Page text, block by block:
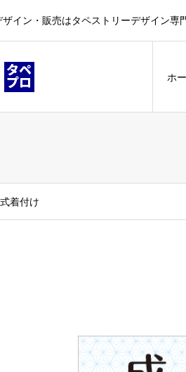
イン・販売はタペストリーデザイン専
ホ
着付け